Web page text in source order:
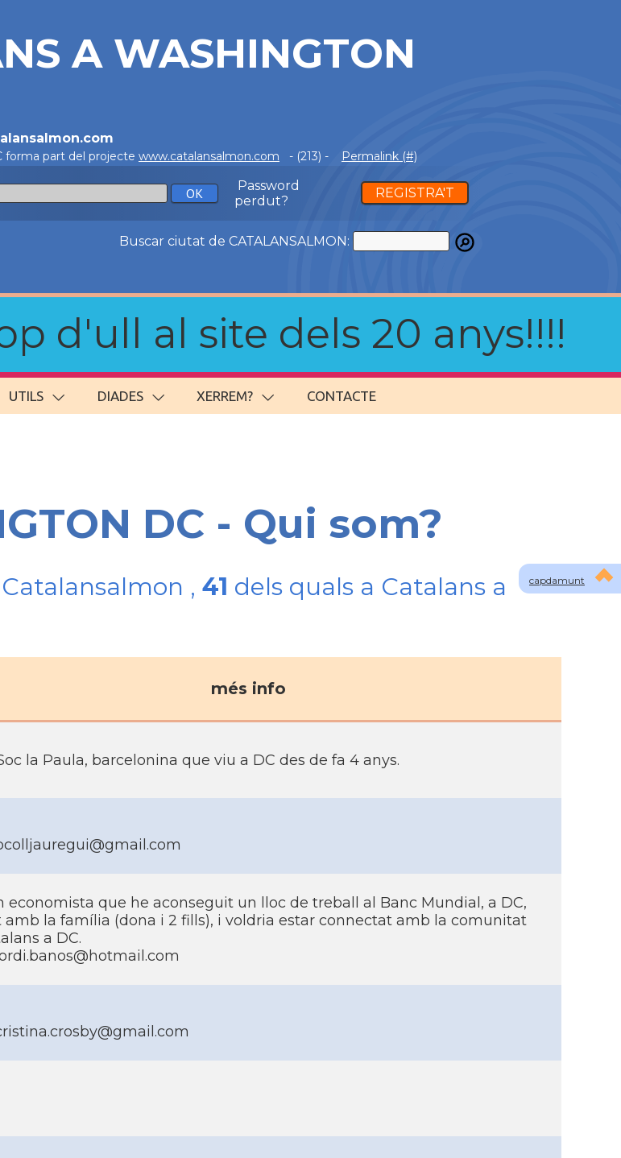
A WASHINGTON
forma part del projecte www.catalansalmon.com - (213) - Permalink (#)
Password
perdut?
REGISTRA'T
Buscar ciutat de CATALANSALMON:
d'ull al site dels 20 anys!!!!
UTILS DIADES XERREM? CONTACTE
capdamunt
DC - Qui som?
, 41 dels quals a Catalans a
més info
la Paula, barcelonina que viu a DC des de fa 4 anys.
economista que he aconseguit un lloc de treball al Banc Mundial, a DC,
amb la famí­lia (dona i 2 fills), i voldria estar connectat amb la comunitat
a DC.